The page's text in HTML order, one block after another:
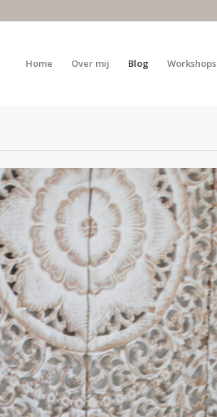
Home Over mij Blog Workshops